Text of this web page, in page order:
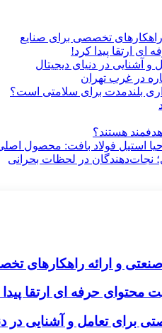
تخصصی برای صنایع
ارتقا پیدا کرد!
آشنایی در دنیای دیجیتال
در غرب تهران
بلندمدت برای سلامتی است؟
هدفمند هستند؟
استیل فولاد بافت: محصول
نجات‌دهندگان در لحظات بحرانی
و ارائه راهکارهای
محتوای حرفه ای ارتقا
برای تعامل و آشنایی در